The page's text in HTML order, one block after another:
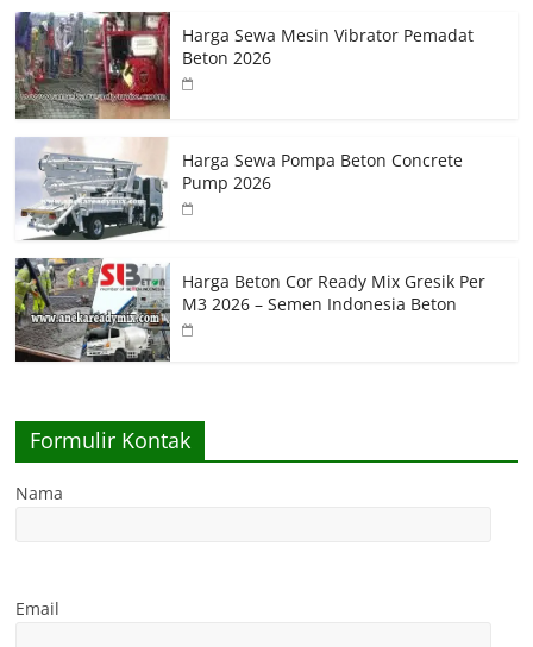
Harga Sewa Mesin Vibrator Pemadat
Beton 2026
Harga Sewa Pompa Beton Concrete
Pump 2026
Harga Beton Cor Ready Mix Gresik Per
M3 2026 – Semen Indonesia Beton
Formulir Kontak
Nama
Email